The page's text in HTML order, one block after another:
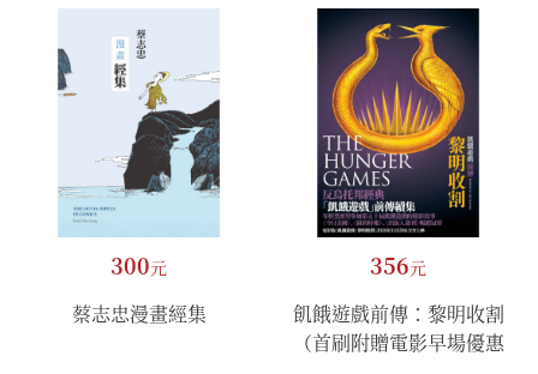
300元
蔡志忠漫畫經集
356元
飢餓遊戲前傳：黎明收割
（首刷附贈電影早場優惠